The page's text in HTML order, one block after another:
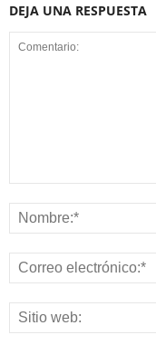
DEJA UNA RESPUESTA